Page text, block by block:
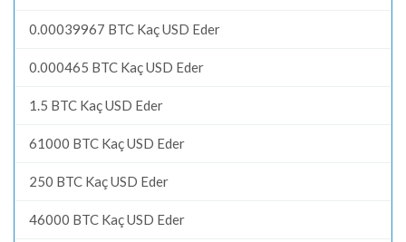
0.00039967 BTC Kaç USD Eder
0.000465 BTC Kaç USD Eder
1.5 BTC Kaç USD Eder
61000 BTC Kaç USD Eder
250 BTC Kaç USD Eder
46000 BTC Kaç USD Eder